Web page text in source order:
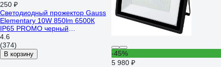
250 ₽
Светодиодный прожектор Gauss
Elementary 10W 850lm 6500К
IP65 PROMO черный
613100310P
4.6
(374)
В корзину
-45%
5 980 ₽